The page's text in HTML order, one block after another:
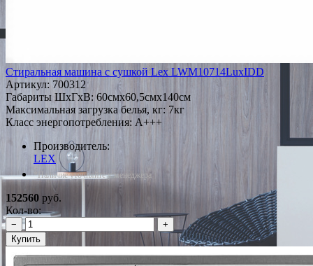
Стиральная машина с сушкой Lex LWM10714LuxIDD
Артикул: 700312
Габариты ШxГxВ: 60смx60,5смx140см
Максимальная загрузка белья, кг: 7кг
Класс энергопотребления: A+++
Производитель:
LEX
*Наличие уточняйте у менеджера
152560 руб.
Кол-во:
−
+
Купить